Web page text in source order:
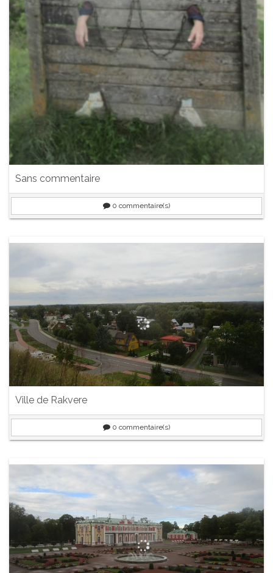
Sans commentaire
0 commentaire(s)
Ville de Rakvere
0 commentaire(s)